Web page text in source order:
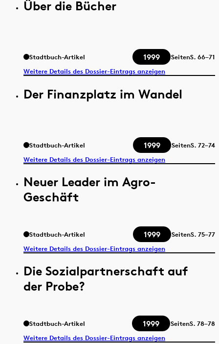
Über die Bücher
Stadtbuch-Artikel 1999 SeitenS. 66–71
Weitere Details des Dossier-Eintrags anzeigen
Der Finanzplatz im Wandel
Stadtbuch-Artikel 1999 SeitenS. 72–74
Weitere Details des Dossier-Eintrags anzeigen
Neuer Leader im Agro-
Geschäft
Stadtbuch-Artikel 1999 SeitenS. 75–77
Weitere Details des Dossier-Eintrags anzeigen
Die Sozialpartnerschaft auf
der Probe?
Stadtbuch-Artikel 1999 SeitenS. 78–78
Weitere Details des Dossier-Eintrags anzeigen